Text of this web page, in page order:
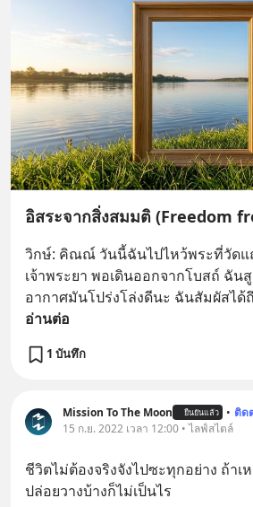
อิสระจากสิ่งสมมติ (Freedom
วิกษ์: คิณณ์ วันนี้ฉันไปไหว้พระที่วัดแ
เจ้าพระยา พอเดินออกจากโบสถ์ ฉัน
อากาศมันโปร่งโล่งดีนะ ฉันสัมผัสได้
อ่านต่อ
1 บันทึก
Mission To The Moon ยืนยันแล้ว • ติด
15 ก.ย. 2022 เวลา 12:00 • ไลฟ์สไตล์
ชีวิตไม่ต้องจริงจังไปซะทุกอย่าง ถ้าเ
ปล่อยวางบ้างก็ไม่เป็นไร